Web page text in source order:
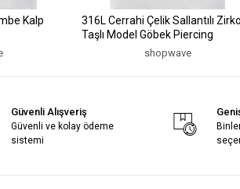
Kalp
316L Cerrahi Çelik Sallantılı
Taşlı Model Göbek Piercing
shopwave
Güvenli Alışveriş
Güvenli ve kolay ödeme
sistemi